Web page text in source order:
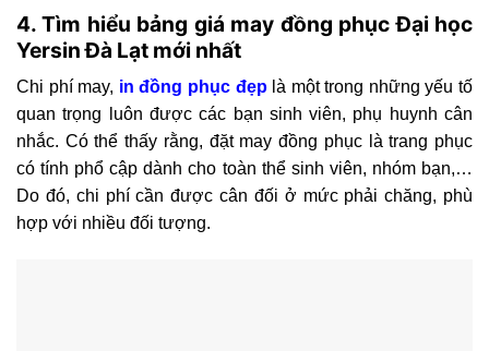
4. Tìm hiểu bảng giá may đồng phục Đại học
Yersin Đà Lạt mới nhất
Chi phí may, in đồng phục đẹplà một trong những yếu tố
quan trọng luôn được các bạn sinh viên, phụ huynh cân
nhắc. Có thể thấy rằng, đặt may đồng phục là trang phục
có tính phổ cập dành cho toàn thể sinh viên, nhóm bạn,…
Do đó, chi phí cần được cân đối ở mức phải chăng, phù
hợp với nhiều đối tượng.